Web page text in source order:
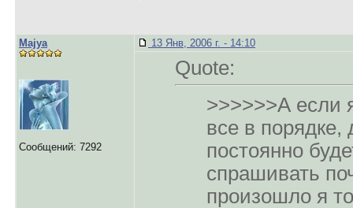
Majya
Сообщений: 7292
13 Янв, 2006 г. - 14:10
Quote:
>>>>>>А если
все в порядке,
постоянно
спрашивать
произошло я